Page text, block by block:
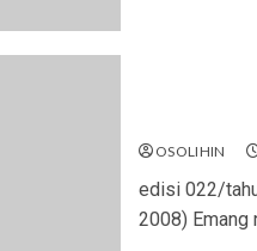
OSOLIHIN
edisi 022/
2008) Emang